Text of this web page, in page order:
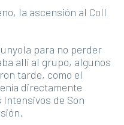
la ascensión al Coll
para no perder
allí al grupo, algunos
tarde, como el
directamente
de Son